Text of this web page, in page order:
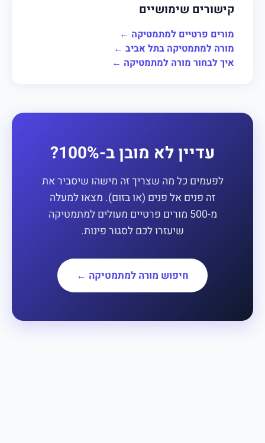
קישורים שימושיים
מורים פרטיים למתמטיקה ←
מורה למתמטיקה בתל אביב ←
איך לבחור מורה למתמטיקה ←
עדיין לא מובן ב-100%?
לפעמים כל מה שצריך זה מישהו שיסביר את
זה פנים אל פנים (או בזום). מצאו למעלה
מ-500 מורים פרטיים מעולים למתמטיקה
שיעזרו לכם לסגור פינות.
חיפוש מורה למתמטיקה ←